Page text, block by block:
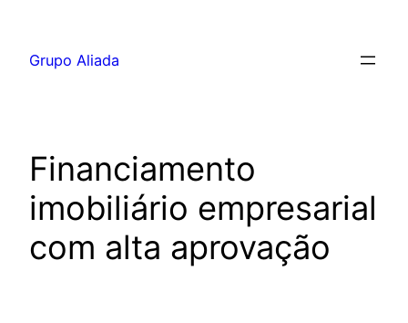
Grupo Aliada
Financiamento
imobiliário empresarial
com alta aprovação